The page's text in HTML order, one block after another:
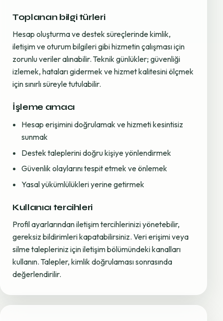
Toplanan bilgi türleri
Hesap oluşturma ve destek süreçlerinde kimlik,
iletişim ve oturum bilgileri gibi hizmetin çalışması için
zorunlu veriler alınabilir. Teknik günlükler; güvenliği
izlemek, hataları gidermek ve hizmet kalitesini ölçmek
için sınırlı süreyle tutulabilir.
İşleme amacı
Hesap erişimini doğrulamak ve hizmeti kesintisiz
sunmak
Destek taleplerini doğru kişiye yönlendirmek
Güvenlik olaylarını tespit etmek ve önlemek
Yasal yükümlülükleri yerine getirmek
Kullanıcı tercihleri
Profil ayarlarından iletişim tercihlerinizi yönetebilir,
gereksiz bildirimleri kapatabilirsiniz. Veri erişimi veya
silme talepleriniz için iletişim bölümündeki kanalları
kullanın. Talepler, kimlik doğrulaması sonrasında
değerlendirilir.